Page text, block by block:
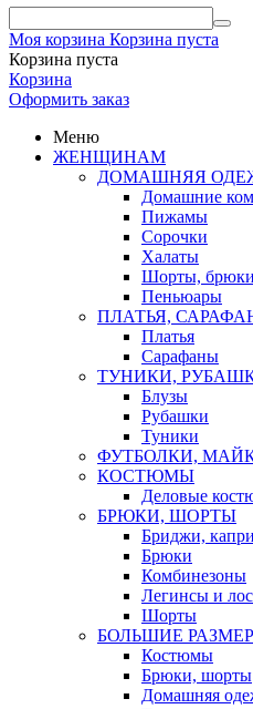
Моя корзина Корзина пуста
Корзина пуста
Корзина
Оформить заказ
Меню
ЖЕНЩИНАМ
ДОМАШНЯЯ
Домашние
Пижамы
Сорочки
Халаты
Шорты, брюки
Пеньюары
ПЛАТЬЯ,
Платья
Сарафаны
ТУНИКИ,
Блузы
Рубашки
Туники
ФУТБОЛКИ,
КОСТЮМЫ
Деловые
БРЮКИ, ШОРТЫ
Бриджи,
Брюки
Комбинезоны
Легинсы и
Шорты
БОЛЬШИЕ
Костюмы
Брюки, шорты
Домашняя